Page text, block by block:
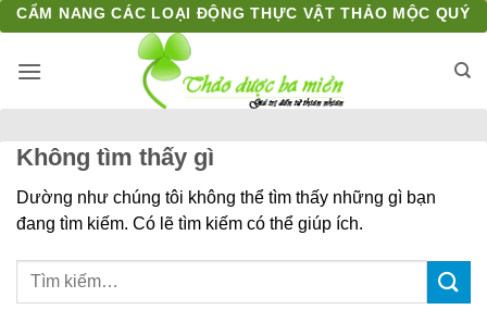
Bỏ
qua
nội
CẨM NANG CÁC LOẠI ĐỘNG THỰC VẬT THẢO MỘC QUÝ
Không tìm thấy gì
Dường như chúng tôi không thể tìm thấy những gì bạn
đang tìm kiếm. Có lẽ tìm kiếm có thể giúp ích.